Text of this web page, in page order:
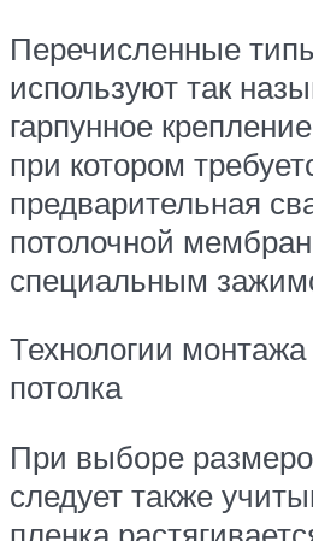
Перечисленные
используют так
гарпунное
при котором
предварительная
потолочной
специальным
Технологии монтажа
потолка
При выборе
следует также